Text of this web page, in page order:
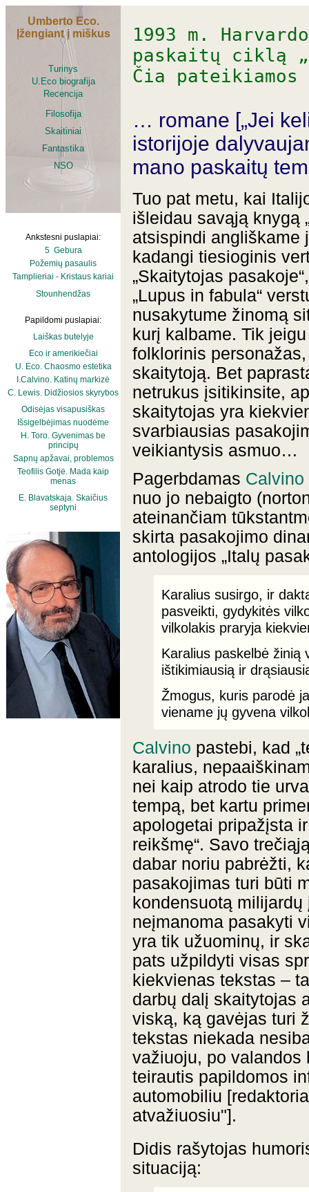
Umberto Eco.
Įžengiant į miškus
Turinys
U.Eco biografija
Recencija
Filosofija
Skaitiniai
Fantastika
NSO
Ankstesni puslapiai:
5 Gebura
Požemių pasaulis
Tamplieriai - Kristaus kariai
Stounhendžas
Papildomi puslapiai:
Laiškas butelyje
Eco ir amerikiečiai
U. Eco. Chaosmo estetika
I.Calvino. Katinų markizė
C. Lewis. Didžiosios skyrybos
Odisėjas visapusiškas
Išsigelbėjimas nuodėme
H. Toro. Gyvenimas be
principų
Sapnų apžavai, problemos
Teofilis Gotjė. Mada kaip
menas
E. Blavatskaja. Skaičius
septyni
1993 m.
paskaitų ciklą
Čia
… romane [„Jei
istorijoje
mano paskaitų
Tuo pat metu, kai
išleidau savąją knygą
atsispindi angliškame
kadangi tiesioginis
„Skaitytojas
„Lupus in fabula“
nusakytume žinomą
kurį kalbame. Tik
folklorinis
skaitytoją. Bet
netrukus įsitikinsite,
skaitytojas yra
svarbiausias
veikiantysis asmuo…
Pagerbdamas Calvino
nuo jo nebaigto
ateinančiam
skirta pasakojimo
antologijos „Italų
Karalius susirgo, ir
pasveikti, gydykitės
vilkolakis praryja
Karalius paskelbė žinią
ištikimiausią ir
Žmogus, kuris parodė
viename jų gyvena
Calvino pastebi, kad
karalius,
nei kaip atrodo tie
tempą, bet kartu
apologetai pripažįsta
reikšmę“. Savo
dabar noriu pabrėžti,
pasakojimas turi būti
kondensuotą
neįmanoma pasakyti
yra tik užuominų, ir
pats užpildyti visas
kiekvienas tekstas –
darbų dalį skaitytojas
viską, ką gavėjas turi
tekstas niekada
važiuoju, po valandos
teirautis papildomos
automobiliu
atvažiuosiu"].
Didis rašytojas
situaciją: